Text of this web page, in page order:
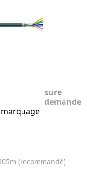
marquage
sure
demande
(recommandé)